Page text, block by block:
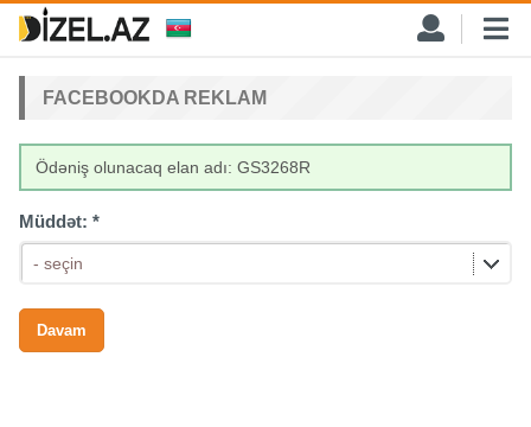
FACEBOOKDA REKLAM
Ödəniş olunacaq elan adı: GS3268R
Müddət: *
- seçin